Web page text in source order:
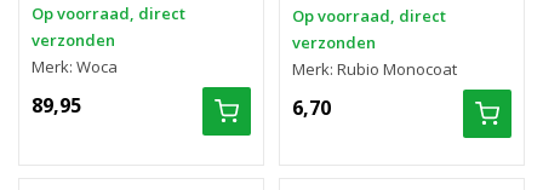
Op voorraad, direct
verzonden
Merk: Woca
89,95
Op voorraad, direct
verzonden
Merk: Rubio Monocoat
6,70